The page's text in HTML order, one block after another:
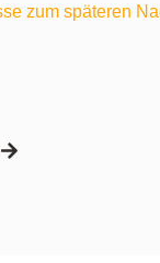
zum späteren